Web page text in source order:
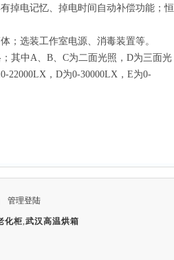
掉电记忆、掉电时间自动补偿功能；恒
；选装工作室电源、消毒装置等。
其中A、B、C为二面光照，D为三面光
22000LX，D为0-30000LX，E为0-
管理登陆
化柜,武汉高温烘箱